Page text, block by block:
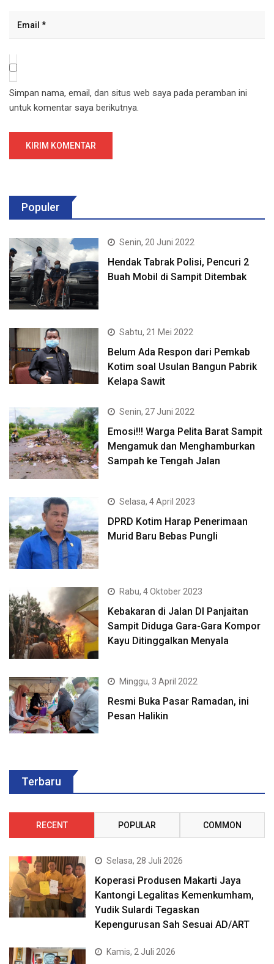
Simpan nama, email, dan situs web saya pada peramban ini
untuk komentar saya berikutnya.
Populer
Senin, 20 Juni 2022
Hendak Tabrak Polisi, Pencuri 2
Buah Mobil di Sampit Ditembak
Sabtu, 21 Mei 2022
Belum Ada Respon dari Pemkab
Kotim soal Usulan Bangun Pabrik
Kelapa Sawit
Senin, 27 Juni 2022
Emosi!!! Warga Pelita Barat Sampit
Mengamuk dan Menghamburkan
Sampah ke Tengah Jalan
Selasa, 4 April 2023
DPRD Kotim Harap Penerimaan
Murid Baru Bebas Pungli
Rabu, 4 Oktober 2023
Kebakaran di Jalan DI Panjaitan
Sampit Diduga Gara-Gara Kompor
Kayu Ditinggalkan Menyala
Minggu, 3 April 2022
Resmi Buka Pasar Ramadan, ini
Pesan Halikin
Terbaru
RECENT POPULAR COMMON
Selasa, 28 Juli 2026
Koperasi Produsen Makarti Jaya
Kantongi Legalitas Kemenkumham,
Yudik Sulardi Tegaskan
Kepengurusan Sah Sesuai AD/ART
Kamis, 2 Juli 2026